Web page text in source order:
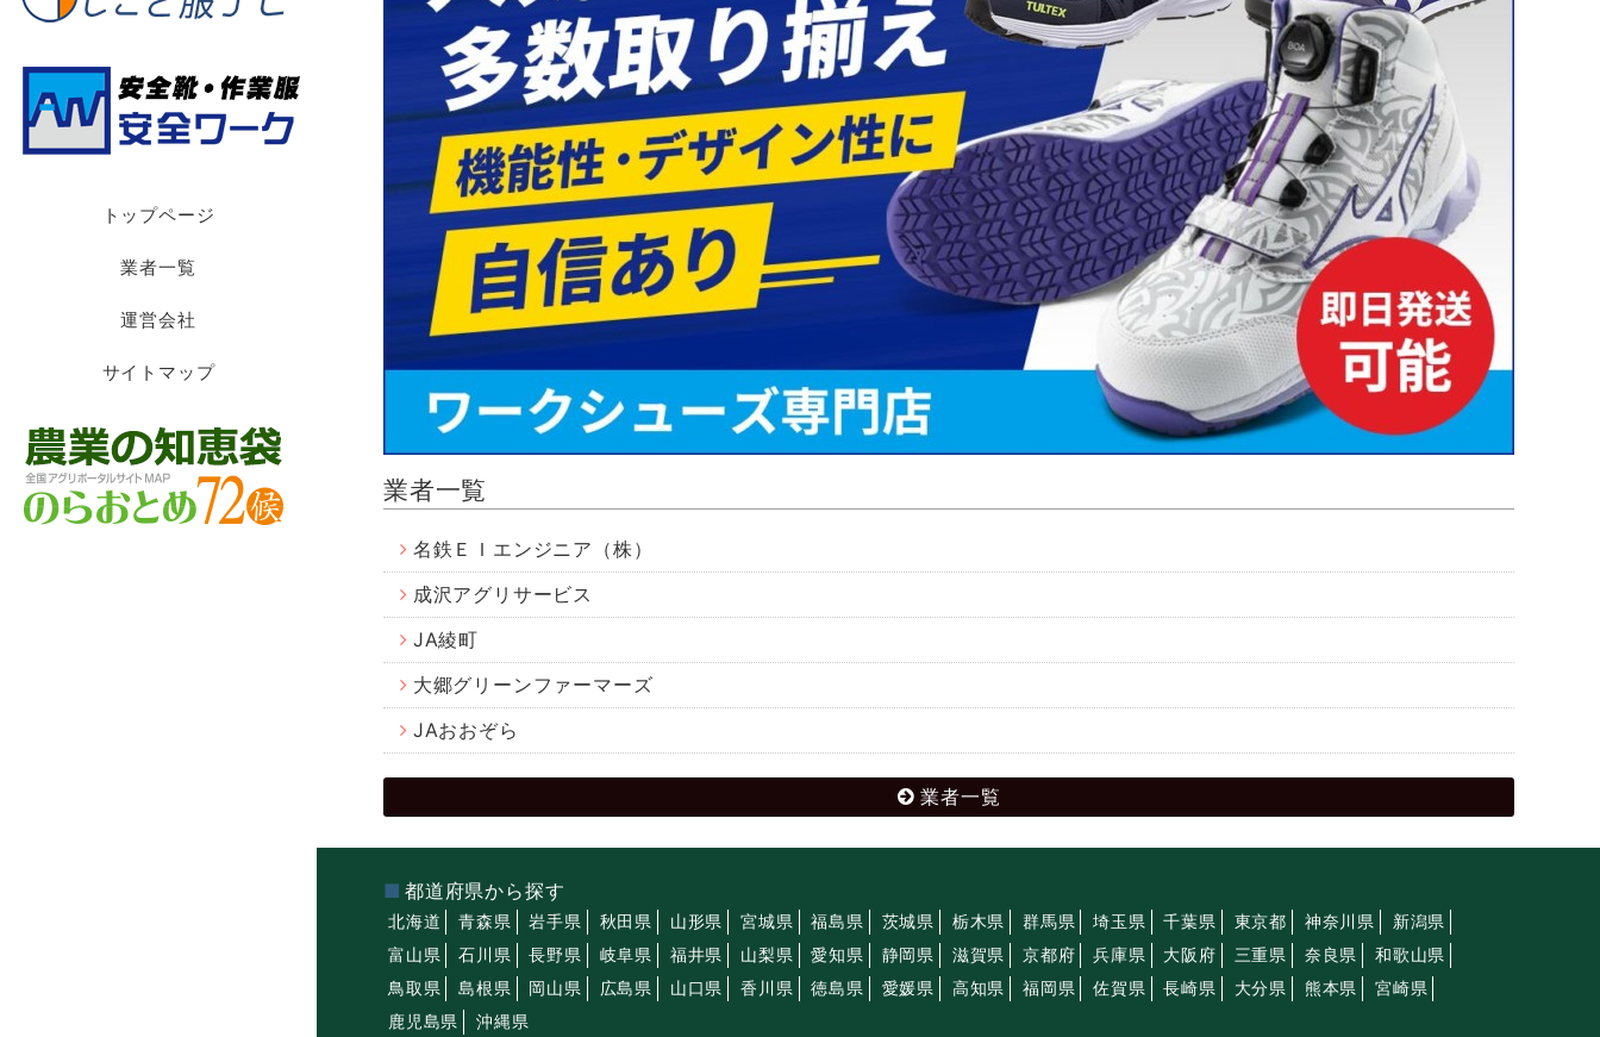
トップページ
業者一覧
運営会社
サイトマップ
業者一覧
名鉄ＥＩエンジニア（株）
成沢アグリサービス
JA綾町
大郷グリーンファーマーズ
JAおおぞら
業者一覧
都道府県から探す
北海道 青森県 岩手県 秋田県 山形県 宮城県 福島県 茨城県 栃木県 群馬県 埼玉県 千葉県 東京都 神奈川県
新潟県
富山県
石川県 長野県 岐阜県 福井県 山梨県 愛知県 静岡県 滋賀県 京都府 兵庫県 大阪府 三重県 奈良県
和歌山県
鳥取県
島根県 岡山県 広島県 山口県 香川県 徳島県 愛媛県 高知県 福岡県 佐賀県 長崎県 大分県 熊本県
宮崎県
鹿児島県
沖縄県